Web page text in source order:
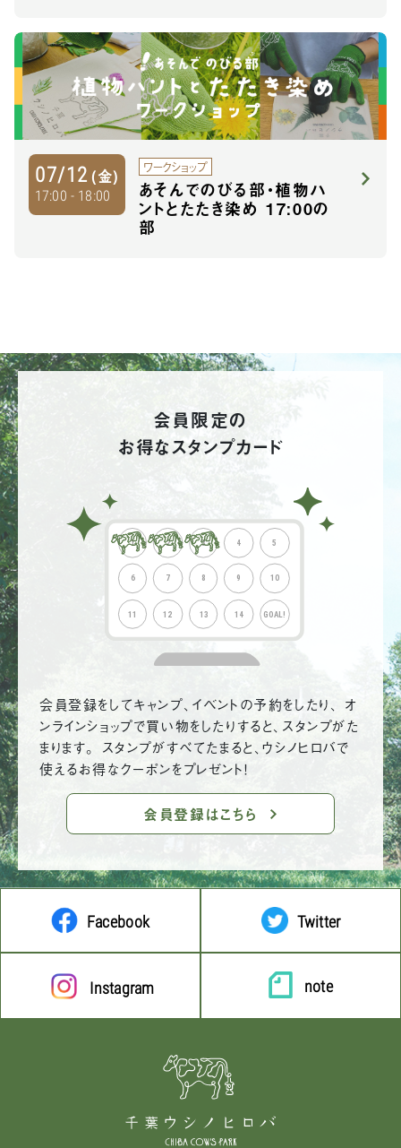
07/12 (金)
17:00 - 18:00
ワークショップ
あそんでのびる部・植物ハ
ントとたたき染め 17:00の
部
会員限定の
お得なスタンプカード
会員登録をしてキャンプ、イベントの予約をしたり、 オ
ンラインショップで買い物をしたりすると、スタンプがた
まります。 スタンプがすべてたまると、ウシノヒロバで
使えるお得なクーポンをプレゼント！
会員登録はこちら
Facebook Twitter
Instagram note